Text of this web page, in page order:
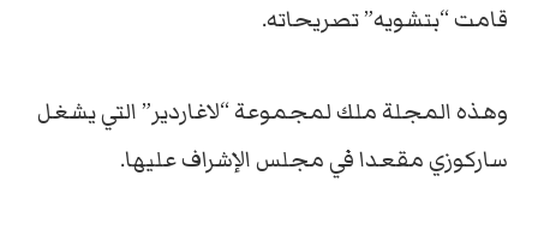
قامت “بتشويه” تصريحاته.
وهذه المجلة ملك لمجموعة “لاغاردير” التي يشغل
ساركوزي مقعدا في مجلس الإشراف عليها.